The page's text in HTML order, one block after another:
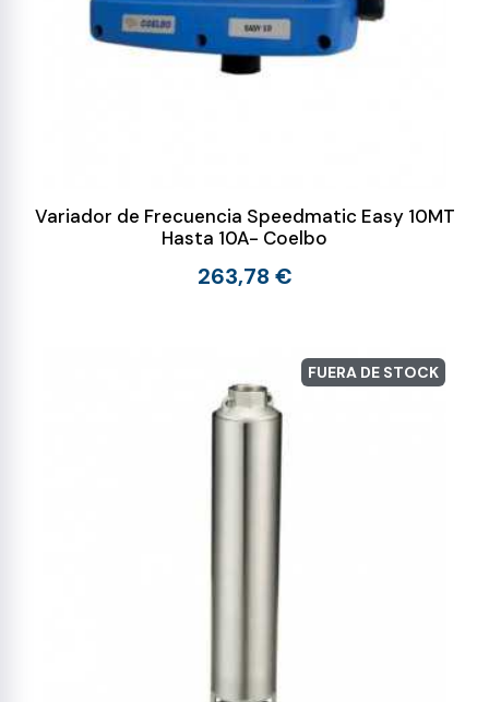
Variador de Frecuencia Speedmatic Easy 10MT
Hasta 10A- Coelbo
263,78 €
FUERA DE STOCK